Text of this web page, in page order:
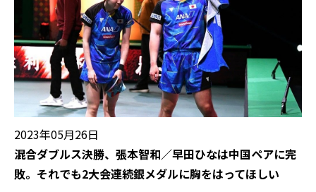
2023年05月26日
混合ダブルス決勝、張本智和／早田ひなは中国ペアに完
敗。それでも2大会連続銀メダルに胸をはってほしい